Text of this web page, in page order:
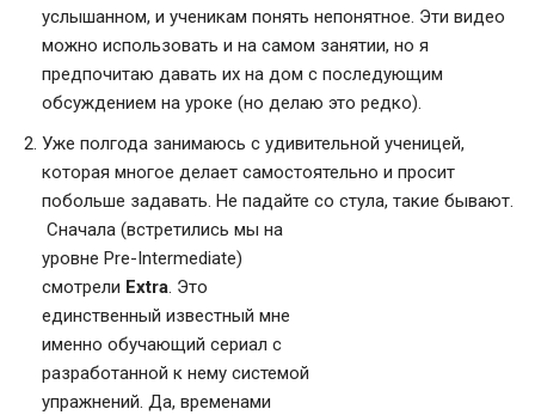
услышанном, и ученикам понять непонятное. Эти видео
можно использовать и на самом занятии, но я
предпочитаю давать их на дом с последующим
обсуждением на уроке (но делаю это редко).
Уже полгода занимаюсь с удивительной ученицей,
которая многое делает самостоятельно и просит
побольше задавать. Не падайте со стула, такие бывают.
Сначала (встретились мы на
уровне Pre-Intermediate)
смотрели Extra . Это
единственный известный мне
именно обучающий сериал с
разработанной к нему системой
упражнений. Да, временами